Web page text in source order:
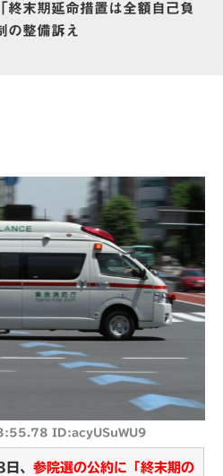
終末期延命措置は全額自己負
の整備訴え
ID:acyUSuWU9
、 参院選の公約に「終末期の